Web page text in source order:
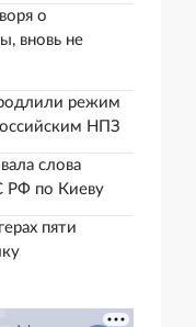
о
вновь не
режим
НПЗ
слова
РФ по Киеву
пяти